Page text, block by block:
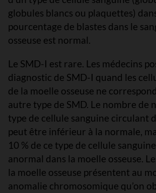
globules blancs ou plaquettes)
pourcentage de blastes dans le
osseuse est normal.
Le SMD-I est rare. Les médecins
diagnostic de SMD-I quand les
de la moelle osseuse ne
autre type de SMD. Le nombre de
type de cellule sanguine circulant
peut être inférieur à la normale,
10 % de ce type de cellule
anormal dans la moelle osseuse.
la moelle osseuse présentent au
anomalie chromosomique qu’on